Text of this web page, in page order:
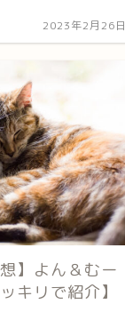
2023年2月26日
】よん＆むー
キリで紹介】